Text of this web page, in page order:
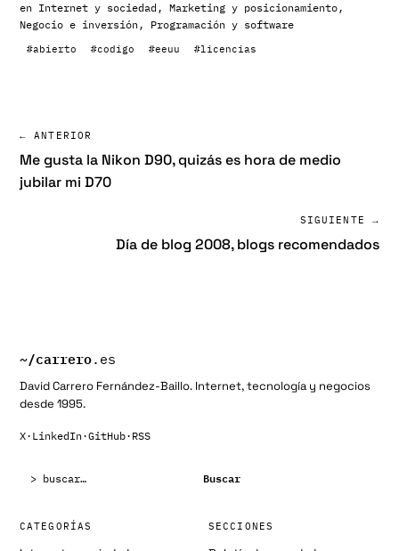
en Internet y sociedad , Marketing y posicionamiento,
Negocio e inversión, Programación y software
#abierto #codigo #eeuu #licencias
← ANTERIOR
Me gusta la Nikon D90, quizás es hora de medio
jubilar mi D70
SIGUIENTE →
Día de blog 2008, blogs recomendados
~/carrero.es
David Carrero Fernández-Baillo. Internet, tecnología y negocios
desde 1995.
X· LinkedIn·GitHub· RSS
Buscar
CATEGORÍAS SECCIONES